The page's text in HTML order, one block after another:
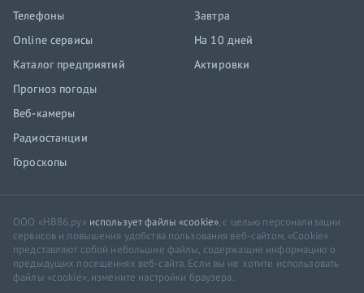
Телефоны
Online сервисы
Каталог предприятий
Прогноз погоды
Веб-камеры
Радиостанции
Гороскопы
Завтра
На 10 дней
Актировки
ООО «НВ86.ру» использует файлы «cookie», с целью персонализации
сервисов и повышения удобства пользования веб-сайтом. «Cookie»
представляют собой небольшие файлы, содержащие информацию о
предыдущих посещениях веб-сайта. Если вы не хотите использовать
файлы «cookie», измените настройки браузера.